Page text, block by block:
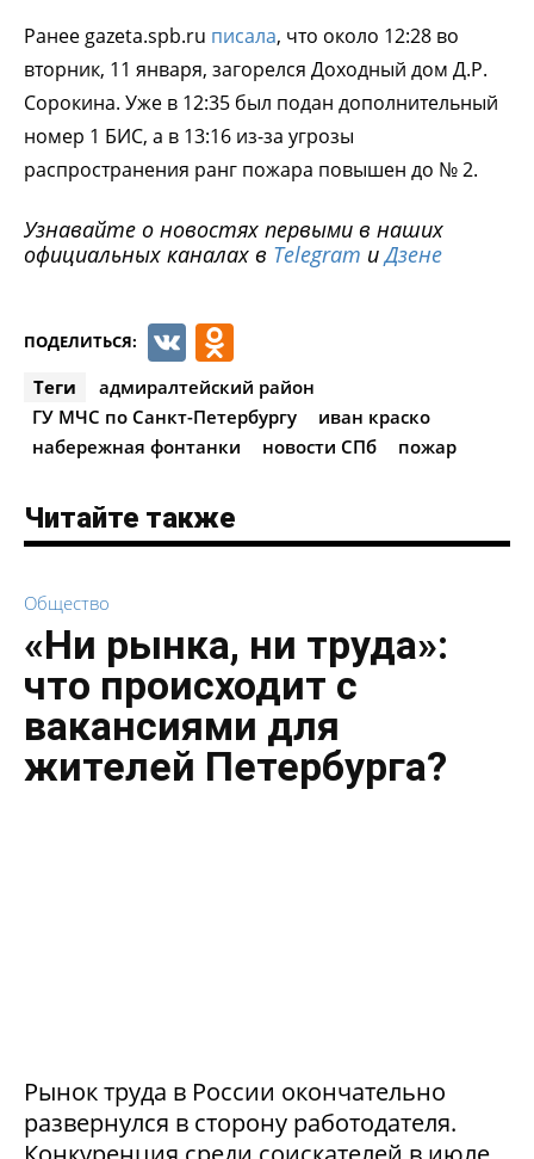
Ранее gazeta.spb.ru писала, что около 12:28 во
вторник, 11 января, загорелся Доходный дом Д.Р.
Сорокина. Уже в 12:35 был подан дополнительный
номер 1 БИС, а в 13:16 из-за угрозы
распространения ранг пожара повышен до № 2.
Узнавайте о новостях первыми в наших
официальных каналах в Telegram иДзене
ПОДЕЛИТЬСЯ: VK
Теги
адмиралтейский район
ГУ МЧС по Санкт-Петербургу
иван краско
набережная фонтанки
новости СПб пожар
Читайте также
Общество
«Ни рынка, ни труда»:
что происходит с
вакансиями для
жителей Петербурга?
Рынок труда в России окончательно
развернулся в сторону работодателя.